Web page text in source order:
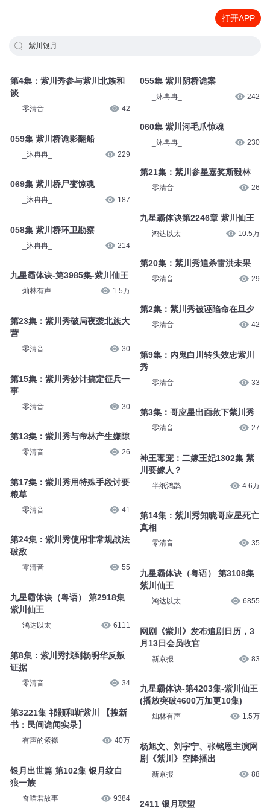
打开APP
紫川银月
第4集：紫川秀参与紫川北族和
谈
零清音 42
059集 紫川桥诡影翻船
_沐冉冉_ 229
069集 紫川桥尸变惊魂
_沐冉冉_ 187
058集 紫川桥环卫勘察
_沐冉冉_ 214
九星霸体诀-第3985集-紫川仙王
灿林有声 1.5万
第23集：紫川秀破局夜袭北族大
营
零清音 30
第15集：紫川秀妙计搞定征兵一
事
零清音 30
第13集：紫川秀与帝林产生嫌隙
零清音 26
第17集：紫川秀用特殊手段讨要
粮草
零清音 41
第24集：紫川秀使用非常规战法
破敌
零清音 55
九星霸体诀（粤语） 第2918集
紫川仙王
鸿达以太 6111
第8集：紫川秀找到杨明华反叛
证据
零清音 34
第3221集 祁颢和靳紫川 【搜新
书：民间诡闻实录】
有声的紫襟 40万
银月出世篇 第102集 银月纹白
狼一族
奇喵君故事 9384
055集 紫川阴桥诡案
_沐冉冉_ 242
060集 紫川河毛爪惊魂
_沐冉冉_ 230
第21集：紫川参星嘉奖斯毅林
零清音 26
九星霸体诀第2246章 紫川仙王
鸿达以太 10.5万
第20集：紫川秀追杀雷洪未果
零清音 29
第2集：紫川秀被诬陷命在旦夕
零清音 42
第9集：内鬼白川转头效忠紫川
秀
零清音 33
第3集：哥应星出面救下紫川秀
零清音 27
神王毒宠：二嫁王妃1302集 紫
川要嫁人？
半纸鸿鹊 4.6万
第14集：紫川秀知晓哥应星死亡
真相
零清音 35
九星霸体诀（粤语） 第3108集
紫川仙王
鸿达以太 6855
网剧《紫川》发布追剧日历，3
月13日会员收官
新京报 83
九星霸体诀-第4203集-紫川仙王
(播放突破4600万加更10集)
灿林有声 1.5万
杨旭文、刘宇宁、张铭恩主演网
剧《紫川》空降播出
新京报 88
2411 银月联盟